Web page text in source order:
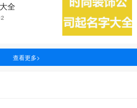
全
查看更多>